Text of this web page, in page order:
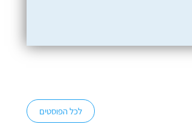
לכל הפוסטים